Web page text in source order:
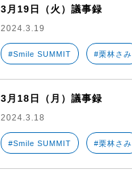
3月19日（火）議事録
2024.3.19
#Smile SUMMIT #栗林さみ
3月18日（月）議事録
2024.3.18
#Smile SUMMIT #栗林さみ